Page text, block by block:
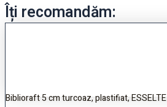
Îți recomandăm:
Biblioraft 5 cm turcoaz, plastifiat, ESSELTE